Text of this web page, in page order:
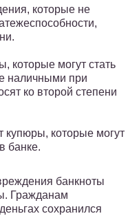
которые не
которые могут стать
наличными при
ко второй степени
купюры, которые могут
банке.
банкноты
Гражданам
сохранился